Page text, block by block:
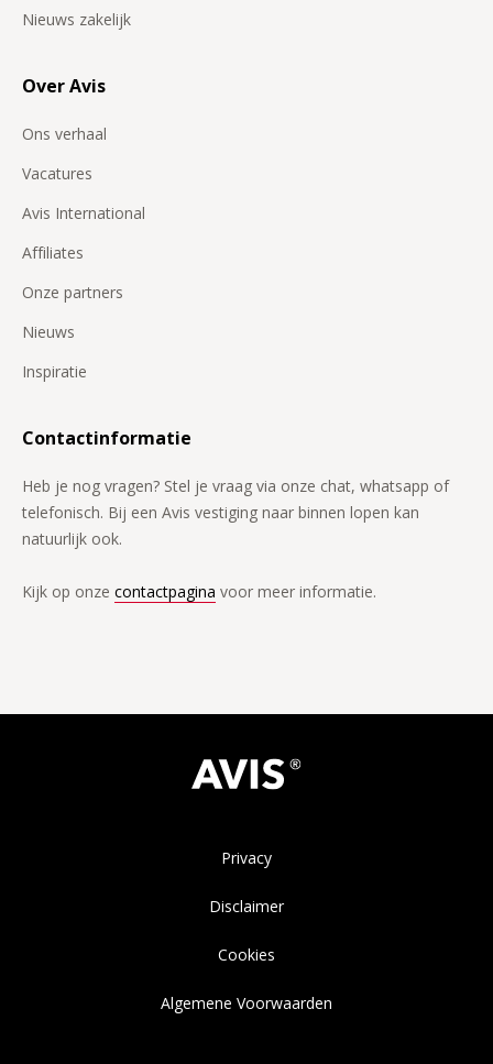
Nieuws zakelijk
Over Avis
Ons verhaal
Vacatures
Avis International
Affiliates
Onze partners
Nieuws
Inspiratie
Contactinformatie
Heb je nog vragen? Stel je vraag via onze chat, whatsapp of
telefonisch. Bij een Avis vestiging naar binnen lopen kan
natuurlijk ook.
Kijk op onze contactpagina voor meer informatie.
Privacy
Disclaimer
Cookies
Algemene Voorwaarden